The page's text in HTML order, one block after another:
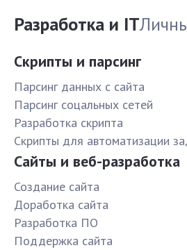
Разработка и IT
Скрипты и парсинг
Парсинг данных с сайта
Парсинг соцальных сетей
Разработка скрипта
Скрипты для автоматизации
Сайты и веб-разработка
Создание сайта
Доработка сайта
Разработка ПО
Поддержка сайта